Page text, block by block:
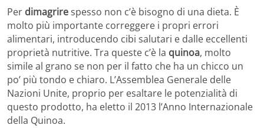
Per dimagrirespesso non c’è bisogno di una dieta. È
molto più importante correggere i propri errori
alimentari, introducendo cibi salutari e dalle eccellenti
proprietà nutritive. Tra queste c’è la quinoa, molto
simile al grano se non per il fatto che ha un chicco un
po’ più tondo e chiaro. L’Assemblea Generale delle
Nazioni Unite, proprio per esaltare le potenzialità di
questo prodotto, ha eletto il 2013 l’Anno Internazionale
della Quinoa.